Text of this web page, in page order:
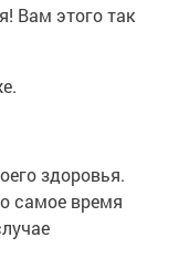
Вам этого так
здоровья.
самое время